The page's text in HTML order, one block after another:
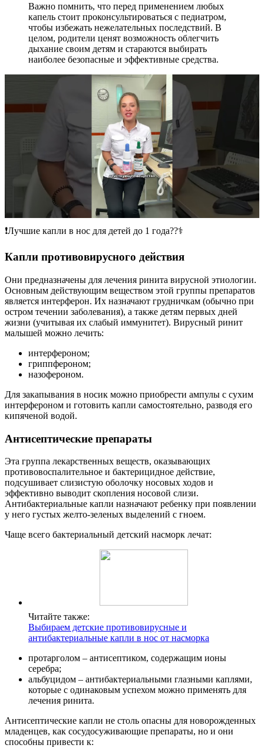
Важно помнить, что перед применением любых
капель стоит проконсультироваться с педиатром,
чтобы избежать нежелательных последствий. В
целом, родители ценят возможность облегчить
дыхание своим детям и стараются выбирать
наиболее безопасные и эффективные средства.
❗️Лучшие капли в нос для детей до 1 года??‍⚕️
Капли противовирусного действия
Они предназначены для лечения ринита вирусной этиологии.
Основным действующим веществом этой группы препаратов
является интерферон. Их назначают грудничкам (обычно при
остром течении заболевания), а также детям первых дней
жизни (учитывая их слабый иммунитет). Вирусный ринит
малышей можно лечить:
интерфероном;
гриппфероном;
назофероном.
Для закапывания в носик можно приобрести ампулы с сухим
интерфероном и готовить капли самостоятельно, разводя его
кипяченой водой.
Антисептические препараты
Эта группа лекарственных веществ, оказывающих
противовоспалительное и бактерицидное действие,
подсушивает слизистую оболочку носовых ходов и
эффективно выводит скопления носовой слизи.
Антибактериальные капли назначают ребенку при появлении
у него густых желто-зеленых выделений с гноем.
Чаще всего бактериальный детский насморк лечат:
Читайте также:
Выбираем детские противовирусные и
антибактериальные капли в нос от насморка
протарголом – антисептиком, содержащим ионы
серебра;
альбуцидом – антибактериальными глазными каплями,
которые с одинаковым успехом можно применять для
лечения ринита.
Антисептические капли не столь опасны для новорожденных
младенцев, как сосудосуживающие препараты, но и они
способны привести к: